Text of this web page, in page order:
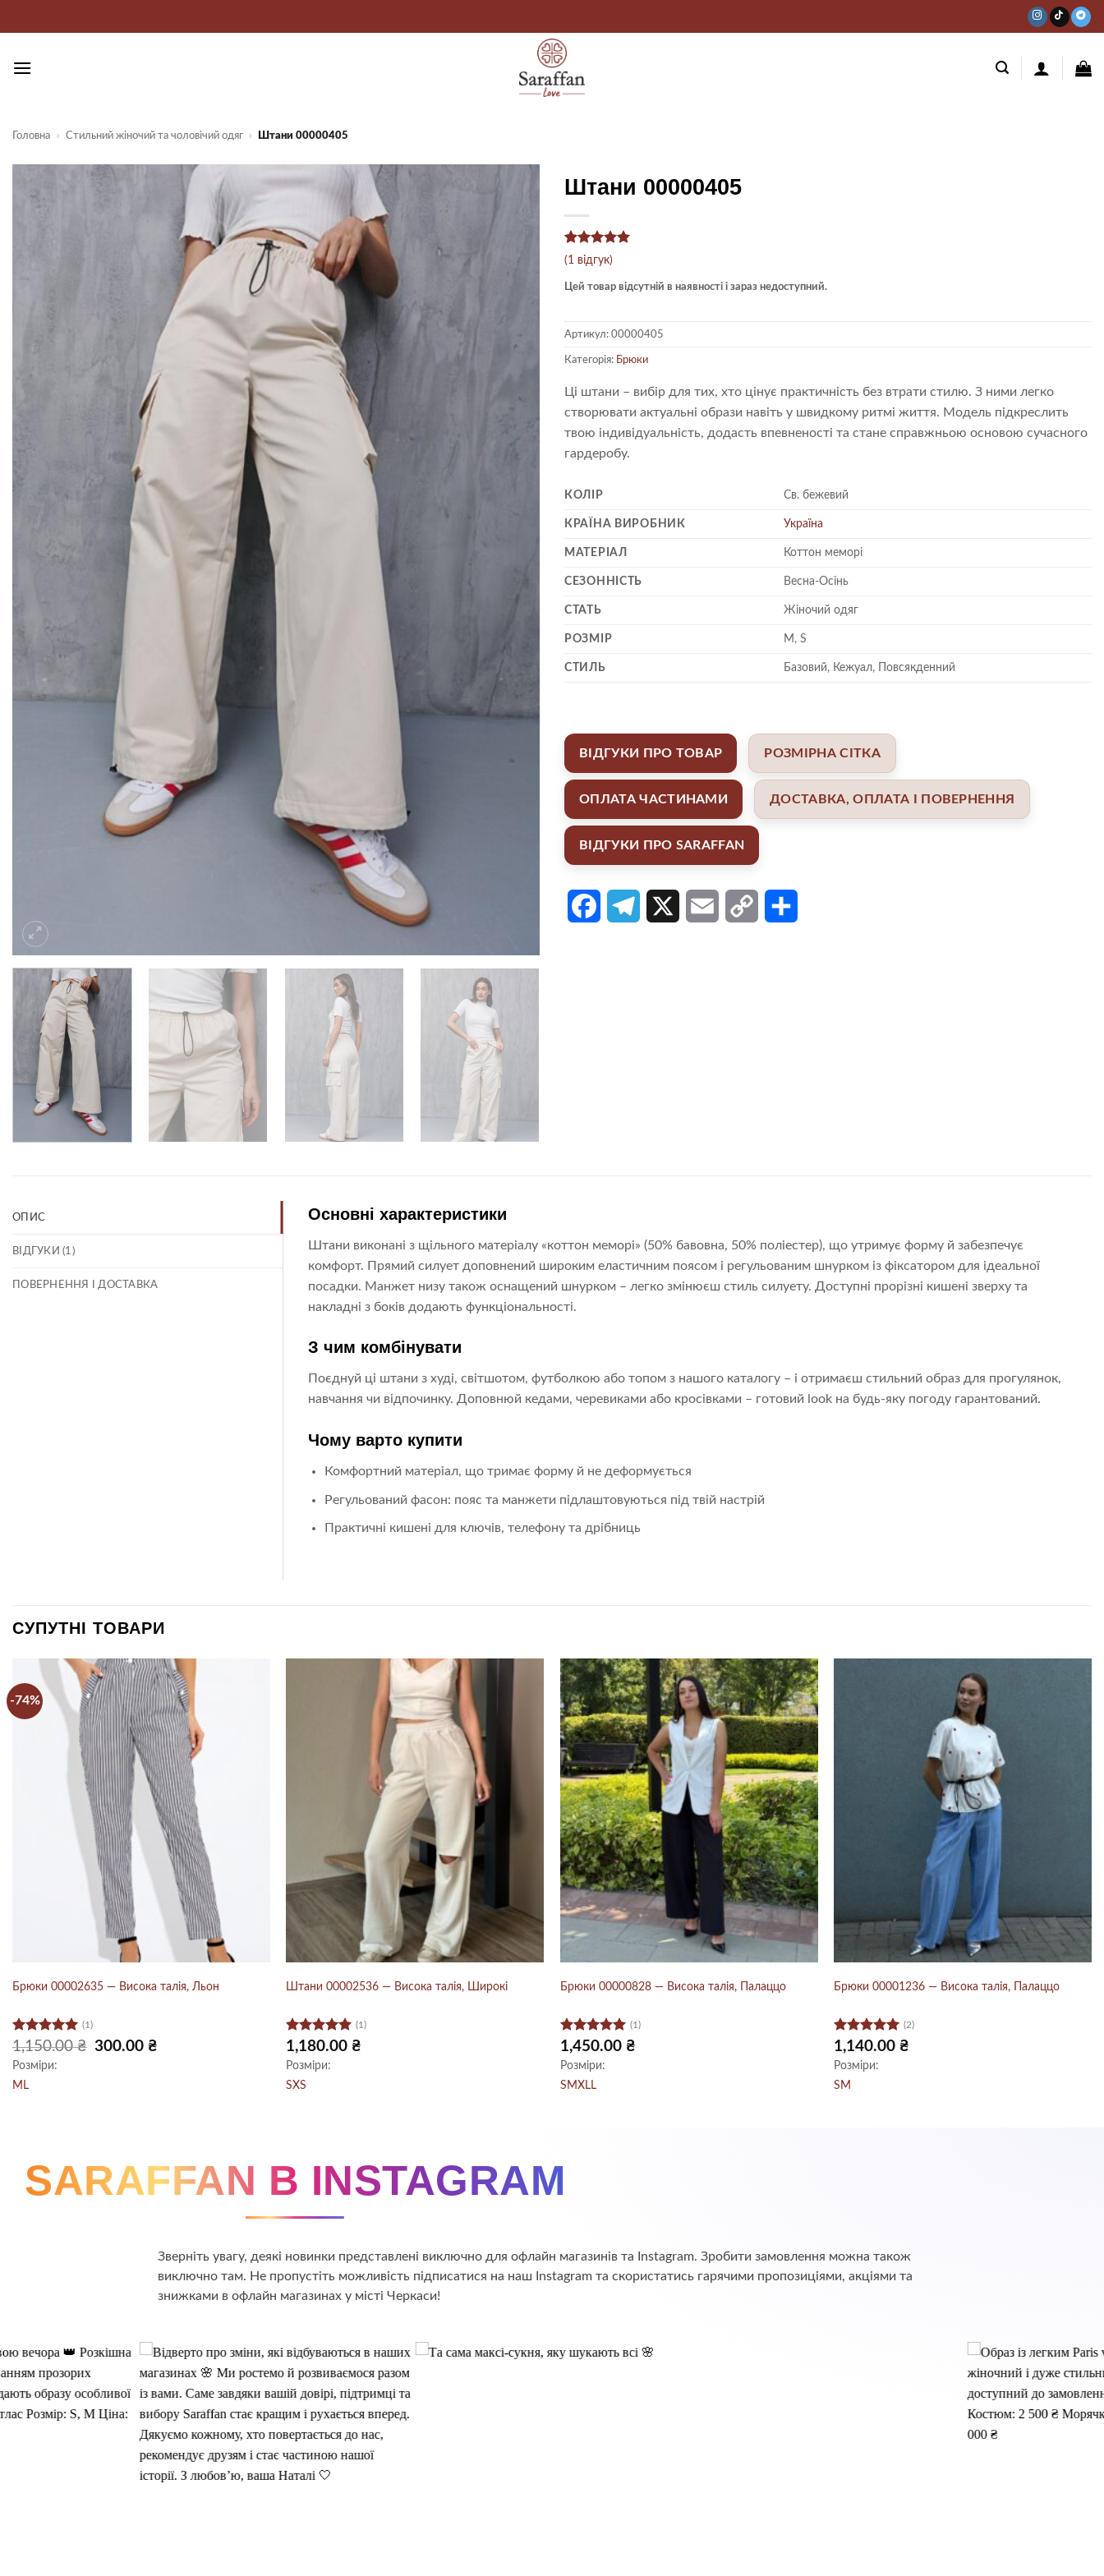
Головна » Стильний жіночий та чоловічий одяг » Штани 00000405
Штани 00000405
Рейтинг
з 5 на
основі
опитування
1
(1 відгук)
Цей товар відсутній в наявності і зараз недоступний.
Артикул: 00000405
Категорія: Брюки
Ці штани – вибір для тих, хто цінує практичність без втрати стилю. З ними легко
створювати актуальні образи навіть у швидкому ритмі життя. Модель підкреслить
твою індивідуальність, додасть впевненості та стане справжньою основою сучасного
гардеробу.
КОЛІР Св. бежевий
КРАЇНА ВИРОБНИК Україна
МАТЕРІАЛ Коттон меморі
СЕЗОННІСТЬ Весна-Осінь
СТАТЬ Жіночий одяг
РОЗМІР M, S
СТИЛЬ Базовий, Кежуал, Повсякденний
ВІДГУКИ ПРО ТОВАР РОЗМІРНА СІТКА
ОПЛАТА ЧАСТИНАМИ ДОСТАВКА, ОПЛАТА І ПОВЕРНЕННЯ
ВІДГУКИ ПРО SARAFFAN
FacebookTelegram Email Copy
ОПИС
ВІДГУКИ (1)
ПОВЕРНЕННЯ І ДОСТАВКА
Основні характеристики
Штани виконані з щільного матеріалу «коттон меморі» (50% бавовна, 50% поліестер), що утримує форму й забезпечує
комфорт. Прямий силует доповнений широким еластичним поясом і регульованим шнурком із фіксатором для ідеальної
посадки. Манжет низу також оснащений шнурком – легко змінюєш стиль силуету. Доступні прорізні кишені зверху та
накладні з боків додають функціональності.
З чим комбінувати
Поєднуй ці штани з худі, світшотом, футболкою або топом з нашого каталогу – і отримаєш стильний образ для прогулянок,
навчання чи відпочинку. Доповнюй кедами, черевиками або кросівками – готовий look на будь-яку погоду гарантований.
Чому варто купити
Комфортний матеріал, що тримає форму й не деформується
Регульований фасон: пояс та манжети підлаштовуються під твій настрій
Практичні кишені для ключів, телефону та дрібниць
СУПУТНІ ТОВАРИ
-74%
Брюки 00002635 — Висока талія, Льон
Оцінено в
5 з 5
(1)
1,150.00₴
Оригінальна
300.00 ₴
Розміри:
M L
Штани 00002536 — Висока талія, Широкі
Оцінено в
5 з 5
(1)
1,180.00 ₴
Розміри:
SXS
Брюки 00000828 — Висока талія, Палаццо
Оцінено в
5 з 5
(1)
1,450.00 ₴
Розміри:
S MXLL
Брюки 00001236 — Висока талія, Палаццо
Оцінено в
5 з 5
(2)
1,140.00 ₴
Розміри:
S M
SARAFFAN В INSTAGRAM
Зверніть увагу, деякі новинки представлені виключно для офлайн магазинів та Instagram. Зробити замовлення можна також
виключно там. Не пропустіть можливість підписатися на наш Instagram та скористатись гарячими пропозиціями, акціями та
знижками в офлайн магазинах у місті Черкаси!